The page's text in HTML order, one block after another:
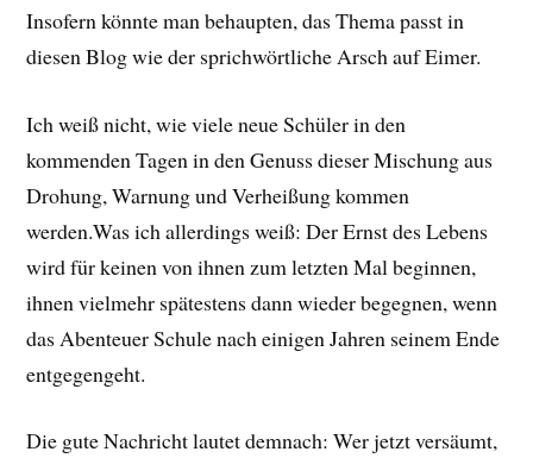
Insofern könnte man behaupten, das Thema passt in
diesen Blog wie der sprichwörtliche Arsch auf Eimer.
Ich weiß nicht, wie viele neue Schüler in den
kommenden Tagen in den Genuss dieser Mischung aus
Drohung, Warnung und Verheißung kommen
werden.Was ich allerdings weiß: Der Ernst des Lebens
wird für keinen von ihnen zum letzten Mal beginnen,
ihnen vielmehr spätestens dann wieder begegnen, wenn
das Abenteuer Schule nach einigen Jahren seinem Ende
entgegengeht.
Die gute Nachricht lautet demnach: Wer jetzt versäumt,